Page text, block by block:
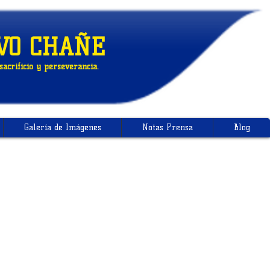
CHAÑE
y perseverancia.
Galería de Imágenes Notas Prensa Blog